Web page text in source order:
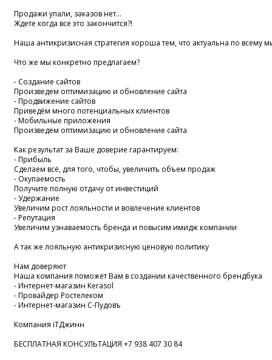
Продажи упали, заказов нет...
Ждете когда все это закончится?!
Наша антикризисная стратегия хороша тем, что актуальна по
Что же мы конкретно предлагаем?
- Создание сайтов
Произведем оптимизацию и обновление сайта
- Продвижение сайтов
Приведём много потенциальных клиентов
- Мобильные приложения
Произведем оптимизацию и обновление сайта
Как результат за Ваше доверие гарантируем:
- Прибыль
Сделаем всё, для того, чтобы, увеличить объем продаж
- Окупаемость
Получите полную отдачу от инвестиций
- Удержание
Увеличим рост лояльности и вовлечение клиентов
- Репутация
Увеличим узнаваемость бренда и повысим имидж компании
А так же лояльную антикризисную ценовую политику
Нам доверяют
Наша компания поможет Вам в создании качественного брендбука
- Интернет-магазин Kerasol
- Провайдер Ростелеком
- Интернет-магазин С-Пудовъ
Компания iTДжинн
БЕСПЛАТНАЯ КОНСУЛЬТАЦИЯ +7 938 407 30 84